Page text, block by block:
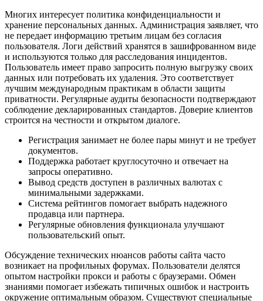
Многих интересует политика конфиденциальности и
хранение персональных данных. Администрация заявляет, что
не передает информацию третьим лицам без согласия
пользователя. Логи действий хранятся в зашифрованном виде
и используются только для расследования инцидентов.
Пользователь имеет право запросить полную выгрузку своих
данных или потребовать их удаления. Это соответствует
лучшим международным практикам в области защиты
приватности. Регулярные аудиты безопасности подтверждают
соблюдение декларированных стандартов. Доверие клиентов
строится на честности и открытом диалоге.
Регистрация занимает не более пары минут и не требует
документов.
Поддержка работает круглосуточно и отвечает на
запросы оперативно.
Вывод средств доступен в различных валютах с
минимальными задержками.
Система рейтингов помогает выбрать надежного
продавца или партнера.
Регулярные обновления функционала улучшают
пользовательский опыт.
Обсуждение технических нюансов работы сайта часто
возникает на профильных форумах. Пользователи делятся
опытом настройки прокси и работы с браузерами. Обмен
знаниями помогает избежать типичных ошибок и настроить
окружение оптимальным образом. Существуют специальные